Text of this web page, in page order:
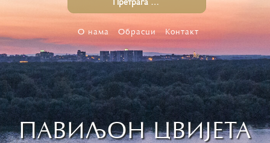
О нама Обрасци Контакт
ПАВИЉОН ЦВИЈЕТА